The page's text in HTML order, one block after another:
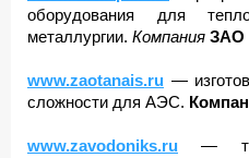
оборудования
для
металлургии. Компания ЗАО
www.zaotanais.ru —
сложности для АЭС.
www.zavodoniks.ru —